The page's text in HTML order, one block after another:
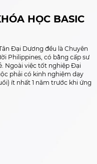
HỌC BASIC
Đại Dương đều là Chuyên
Philippines, có bằng cấp sư
Ngoài việc tốt nghiệp Đại
phải có kinh nghiệm dạy
ít nhất 1 năm trước khi ứng